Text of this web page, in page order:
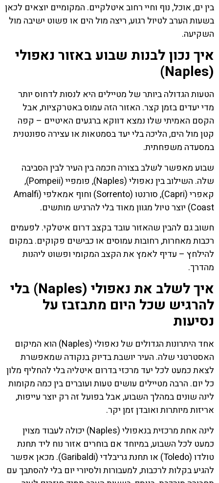
בין ים, אוכל, נוף וחיי רחוב איטלקיים. המקומיים יוצאים לכאן
בשעות הערב לטיול רגוע, ריצה מול הים או פשוט ישיבה מול
השקיעה.
איך נכון לבנות שבוע באזור נאפולי
(Naples)
הטעות הגדולה ביותר של מטיילים היא לנסות לדחוס יותר
מדי יעדים בזמן קצר. האזור הזה עמוס באטרקציות, אבל
הקסם האמיתי שלו נמצא דווקא ברגעים האיטיים – קפה
קטן מול הים, הליכה בלי יעד בסמטאות או עצירה ספונטנית
במסעדה משפחתית.
שבוע מאפשר לשלב בצורה חכמה בין העיר לבין הסביבה
שלה. השילוב בין נאפולי (Naples), פומפיי (Pompeii),
קאפרי (Capri), סורנטו (Sorrento) וחוף אמאלפי (Amalfi
Coast) יוצר טיול מגוון מאוד בלי להרגיש מותשים.
חשוב גם להבין שהאזור עובד בקצב דרום איטלקי. לפעמים
רכבות מאחרות, רחובות עמוסים או כבישים פקוקים. במקום
להילחץ – עדיף לאמץ את הקצב המקומי ופשוט ליהנות
מהדרך.
איך לשלב את נאפולי (Naples) בלי
להרגיש שכל היום מתבזבז על
נסיעות
אחד היתרונות הגדולים של נאפולי (Naples) הוא המיקום
האסטרטגי שלה. העיר יושבת בדיוק בנקודה שמאפשרת
לצאת כמעט לכל יעד מרכזי בדרום איטליה בלי להחליף מלון
כל יום. הרבה מטיילים עושים טעות ועוברים בין כמה מקומות
לינה שונים במהלך השבוע, אבל בפועל זה רק יוצר עייפות,
אריזות מיותרות ואובדן זמן יקר.
לינה אחת מרכזית בנאפולי (Naples) יכולה לעבוד מצוין
כמעט לכל השבוע, במיוחד אם בוחרים אזור נוח ליד תחנת
טולדו (Toledo) או תחנת גריבלדי (Garibaldi). מכאן אפשר
להגיע בקלות לרכבות, למעבורות ולסיורי יום בלי להסתבך עם